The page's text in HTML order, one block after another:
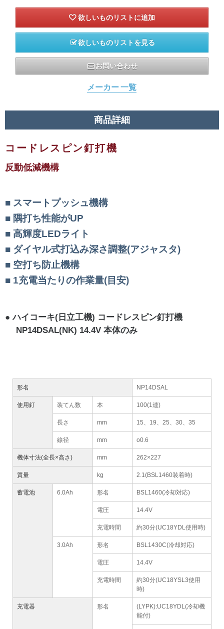
欲しいものリストを見る
お問い合わせ
メーカー 一覧
商品詳細
コードレスピン釘打機
反動低減機構
スマートプッシュ機構
隅打ち性能がUP
高輝度LEDライト
ダイヤル式打込み深さ調整(アジャスタ)
空打ち防止機構
1充電当たりの作業量(目安)
ハイコーキ(日立工機) コードレスピン釘打機
NP14DSAL(NK) 14.4V 本体のみ
形名 NP14DSAL
使用釘 装てん数 本 100(1連)
長さ mm 15、19、25、30、35
線径 mm o0.6
機体寸法(全長×高さ) mm 262×227
質量 kg 2.1(BSL1460装着時)
蓄電池 6.0Ah 形名 BSL1460(冷却対応)
電圧 14.4V
充電時間 約30分(UC18YDL使用時)
3.0Ah 形名 BSL1430C(冷却対応)
電圧 14.4V
充電時間
約30分(UC18YSL3使用
時)
充電器 形名
(LYPK):UC18YDL(冷却機
能付)